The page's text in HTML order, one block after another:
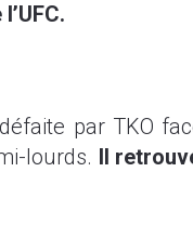
par TKO
lourds. Il